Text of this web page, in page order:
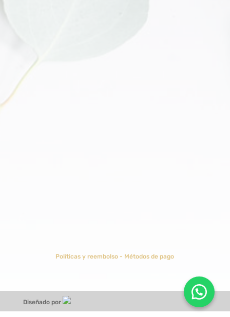
Políticas y reembolso - Métodos de pago
Diseñado por